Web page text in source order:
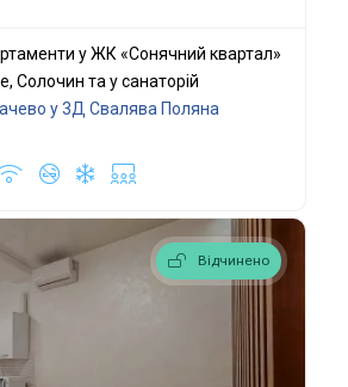
у ЖК «Сонячний квартал»
Солочин та у санаторій
у 3Д Свалява Поляна
Відчинено